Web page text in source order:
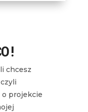
chcesz
o projekcie